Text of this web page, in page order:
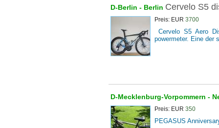
D-Berlin - Berlin Cervelo S5
Preis: EUR 3700
Cervelo S5 Aero
powermeter. Eine der
D-Mecklenburg-Vorpommern -
Preis: EUR 350
PEGASUS